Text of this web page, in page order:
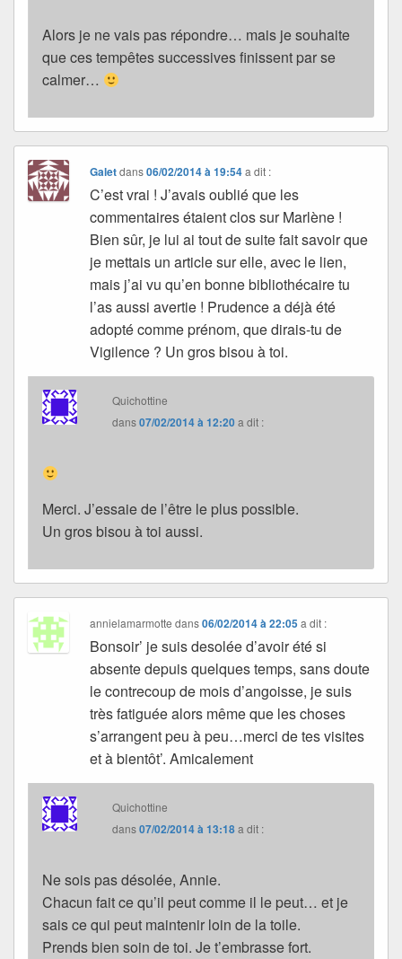
Alors je ne vais pas répondre… mais je souhaite
que ces tempêtes successives finissent par se
calmer…
Galetdans06/02/2014 à 19:54 a dit :
C’est vrai ! J’avais oublié que les
commentaires étaient clos sur Marlène !
Bien sûr, je lui ai tout de suite fait savoir que
je mettais un article sur elle, avec le lien,
mais j’ai vu qu’en bonne bibliothécaire tu
l’as aussi avertie ! Prudence a déjà été
adopté comme prénom, que dirais-tu de
Vigilence ? Un gros bisou à toi.
Quichottine
dans07/02/2014 à 12:20a dit :
Merci. J’essaie de l’être le plus possible.
Un gros bisou à toi aussi.
annielamarmotte dans06/02/2014 à 22:05 a dit :
Bonsoir’ je suis desolée d’avoir été si
absente depuis quelques temps, sans doute
le contrecoup de mois d’angoisse, je suis
très fatiguée alors même que les choses
s’arrangent peu à peu…merci de tes visites
et à bientôt’. Amicalement
Quichottine
dans07/02/2014 à 13:18a dit :
Ne sois pas désolée, Annie.
Chacun fait ce qu’il peut comme il le peut… et je
sais ce qui peut maintenir loin de la toile.
Prends bien soin de toi. Je t’embrasse fort.